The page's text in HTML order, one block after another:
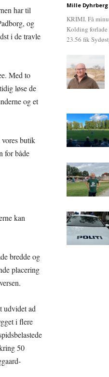
har til
og
i de travle
Med to
løse de
og et
vores butik
for både
kan
bredde og
placering
udvidet ad
i flere
50
Mille Dyhrberg
KRIMI. Få
Kolding
23.56 fik